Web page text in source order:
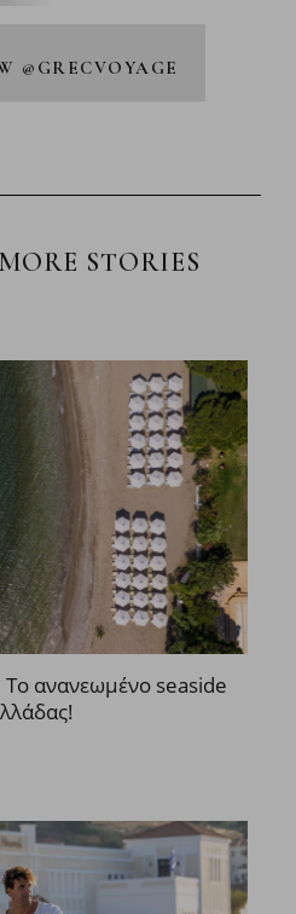
@GRECVOYAGE
STORIES
ανανεωμένο seaside